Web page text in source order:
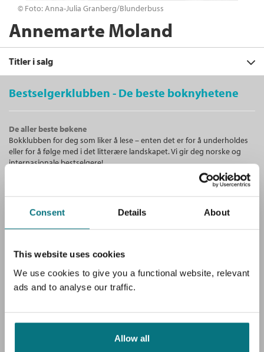
Consent Details About
This website uses cookies
We use cookies to give you a functional website, relevant
ads and to analyse our traffic.
Allow all
© Foto: Anna-Julia Granberg/Blunderbuss
Annemarte Moland
Titler i salg
KATEGORI +
Alle
Lydbøker (1)
FORMAT +
Ebok (1)
Innbundet (1)
Nedlastbar lydbok (1)
+
Alle
Det skjulte nettverket: Farlige
forbindelser mellom unge på nett
Annemarte Moland
Pris 379,–
Kjøp
Sendes fra oss i løpet av 1-3 arbeidsdager.
forbindelser mellom unge på nett
Annemarte Moland
Pris 379,–
Bestselgerklubben - De beste boknyhetene
De aller beste bøkene
Bokklubben for deg som liker å lese – enten det er for å underholdes
eller for å følge med i det litterære landskapet. Vi gir deg norske og
internasjonale bestselgere!
Unike medlemstilbud!
Som medlem i Bestselgerklubben får du en rekke supre tilbud med
Gratis medlemsblad
Du mottar klubbens medlemsblad GRATIS, med en fyldig presentasjon
av hovedboken, intervjuer og anbefalinger.
Få velkomstgave og 3 bøker GRATIS*!